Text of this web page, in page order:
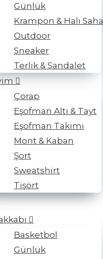
Günlük
Krampon & Halı Saha
Outdoor
Sneaker
Terlik & Sandalet
Çorap
Eşofman Altı & Tayt
Eşofman Takımı
Mont & Kaban
Şort
Sweatshirt
Tişört
Basketbol
Günlük